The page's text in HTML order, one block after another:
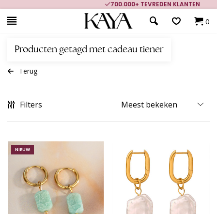
700.000+ TEVREDEN KLANTEN
0
Producten getagd met cadeau tiener
Terug
Filters
NIEUW